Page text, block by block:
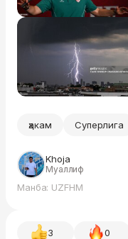
ҳакам Суперлига
Khoja
Муаллиф
Манба: UZFHM
3 0